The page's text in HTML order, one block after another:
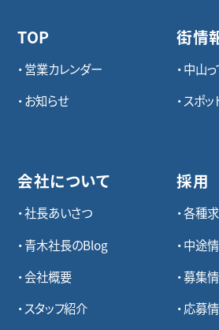
TOP
営業カレンダー
お知らせ
会社について
社長あいさつ
青木社長のBlog
会社概要
スタッフ紹介
街情
中山
スポッ
採用
各種
中途
募集
応募